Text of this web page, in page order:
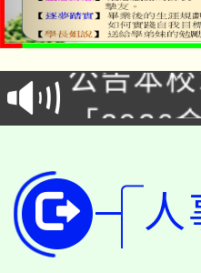
淨零綠
公告本
代理(課
「2026
生本土
公告本
代理(課)
公告本
人